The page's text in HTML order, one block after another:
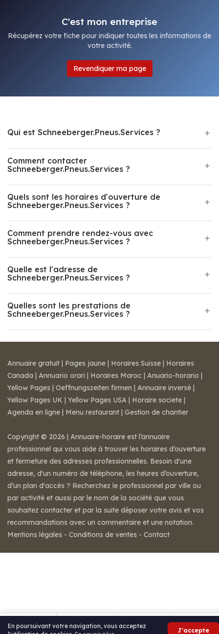
C'est mon entreprise
Récupérez votre fiche pour indiquer toutes les informations de
votre activité.
Revendiquer ma page
Qui est Schneeberger.Pneus.Services ?
Comment contacter
Schneeberger.Pneus.Services ?
Quels sont les horaires d'ouverture de
Schneeberger.Pneus.Services ?
Comment prendre rendez-vous avec
Schneeberger.Pneus.Services ?
Quelle est l'adresse de
Schneeberger.Pneus.Services ?
Quelles sont les prestations de
Schneeberger.Pneus.Services ?
En poursuivant votre navigation, vous acceptez
J'accepte
Annuaire gratuit | Pages jaune | Horaires Suisse | Horaires
Canada | Annuario orari | Horaires Maroc | Anuario-horario |
Yellow Pages | Oeffnungszeiten firmen | Annuaire inversé |
Yellow Pages UK | Yellow Pages USA | Horaire societe |
Agenda en ligne | Menu restaurant | Gestion de chantier
Copyright © 2026 | Annuaire-horaire est l’annuaire
professionnel qui vous aide à trouver les horaires d’ouverture
et fermeture des adresses professionnelles. Besoin d'une
adresse, d'un numéro de téléphone, les heures d’ouverture,
d’un plan d'accès ? Recherchez le professionnel par ville ou
par activité et aussi par le nom de la société que vous
souhaitez contacter et par la suite déposer votre avis et vos
recommandations avec un commentaire et une notation.
Mentions légales - Conditions de ventes - Contact